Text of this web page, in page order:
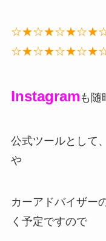
Instagram も随
公式ツールとして
や
カーアドバイザー
く予定ですので